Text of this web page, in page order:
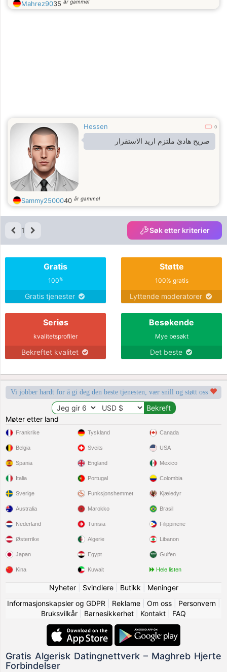
Mahrez9035 år gammel
Hessen 0
صريح هادئ ملتزم اريد الاستقرار
Sammy2500040 år gammel
1 Søk etter kriterier
Gratis
100%
Gratis tjenester
Støtte
100% gratis
Lyttende moderatorer
Seriøs
kvalitetsprofiler
Bekreftet kvalitet
Besøkende
Mye besøkt
Det beste
Vi jobber hardt for å gi deg den beste tjenesten, vær snill og støtt oss
Møter etter land
Frankrike
Belgia
Spania
Italia
Sverige
Tyskland
Sveits
England
Portugal
Funksjonshemmet
Canada
USA
Mexico
Colombia
Kjæledyr
Australia
Nederland
Østerrike
Japan
Kina
Marokko
Tunisia
Algerie
Egypt
Kuwait
Brasil
Filippinene
Libanon
Gulfen
Hele listen
Nyheter| Svindlere| Butikk
Meninger
Informasjonskapsler og GDPR
Reklame| Om oss| Personvern|
Bruksvilkår
Barnesikkerhet Kontakt FAQ
Gratis Algerisk Datingnettverk – Maghreb Hjerte
Forbindelser